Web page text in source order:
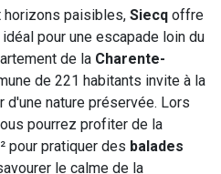
horizons paisibles, Siecq offre
pour une escapade loin du
de la Charente-
de 221 habitants invite à la
d'une nature préservée. Lors
pourrez profiter de la
pour pratiquer des balades
le calme de la